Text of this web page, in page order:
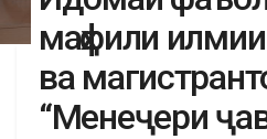
маҳфили
ва
“Менеҷери